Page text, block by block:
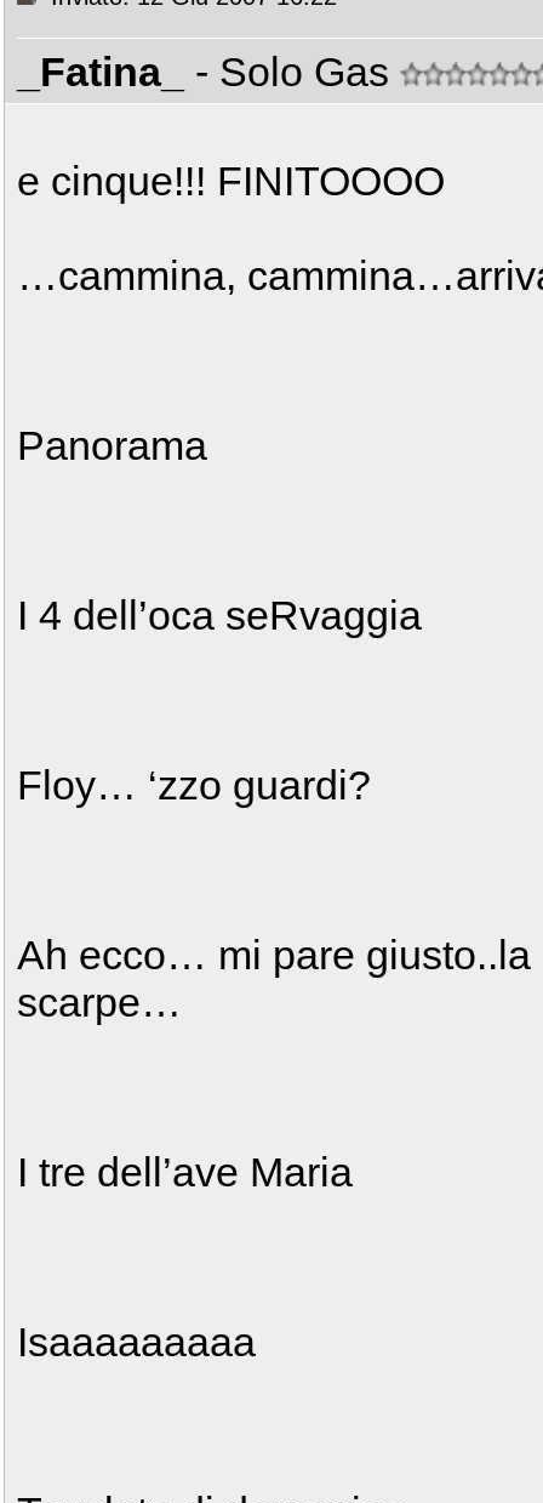
_Fatina_ - Solo Gas
e cinque!!! FINITOOOO
…cammina,
Panorama
I 4 dell’oca seRvaggia
Floy… ‘zzo guardi?
Ah ecco… mi pare
scarpe…
I tre dell’ave Maria
Isaaaaaaaaa